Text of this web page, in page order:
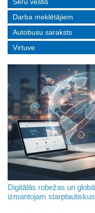
Darba meklētājiem
Autobusu saraksts
Virtuve
Digitālās robežas un
izmantojam